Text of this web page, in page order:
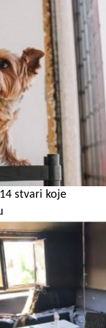
stvari koje